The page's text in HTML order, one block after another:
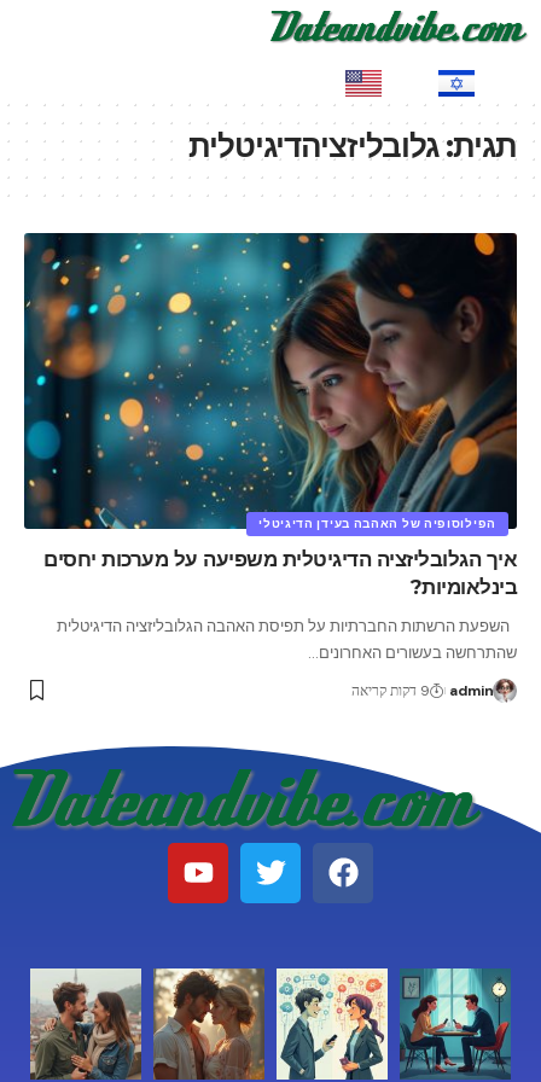
תגית:גלובליזציהדיגיטלית
הפילוסופיה של האהבה בעידן הדיגיטלי
איך הגלובליזציה הדיגיטלית משפיעה על מערכות יחסים
בינלאומיות?
השפעת הרשתות החברתיות על תפיסת האהבה הגלובליזציה הדיגיטלית
שהתרחשה בעשורים האחרונים…
admin 9 דקות קריאה